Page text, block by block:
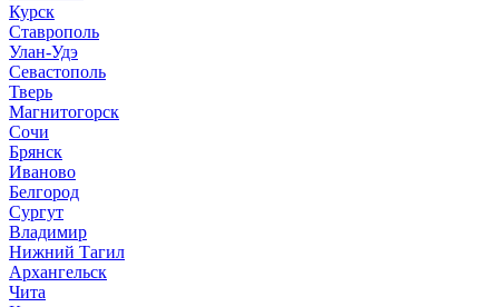
Курск
Ставрополь
Улан-Удэ
Севастополь
Тверь
Магнитогорск
Сочи
Брянск
Иваново
Белгород
Сургут
Владимир
Нижний Тагил
Архангельск
Чита